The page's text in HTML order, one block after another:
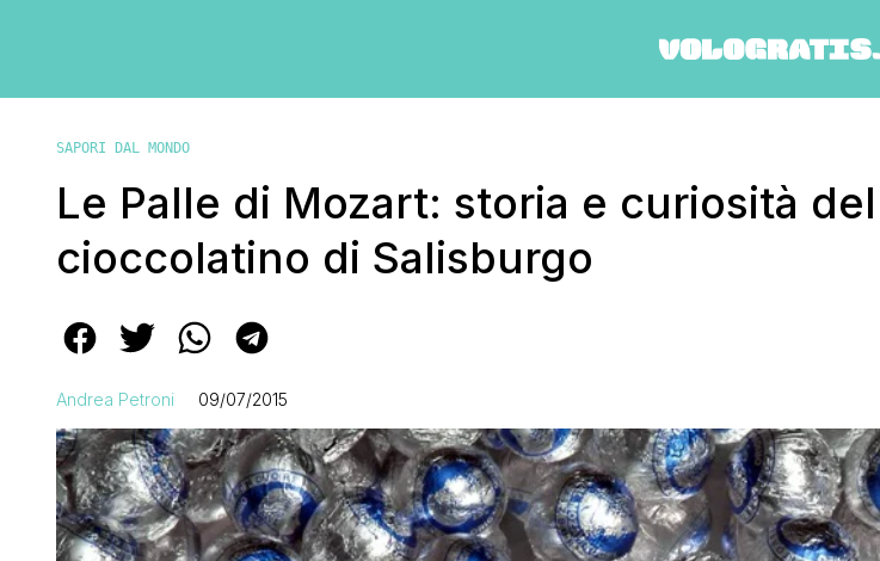
SAPORI DAL MONDO
Le Palle di Mozart: storia e curiosità del
cioccolatino di Salisburgo
Andrea Petroni 09/07/2015